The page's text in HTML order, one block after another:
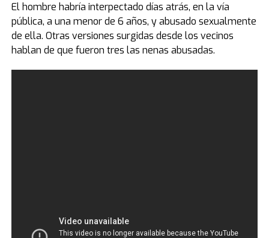
El hombre habría interpectado días atrás, en la vía
pública, a una menor de 6 años, y abusado sexualmente
de ella. Otras versiones surgidas desde los vecinos
hablan de que fueron tres las nenas abusadas.